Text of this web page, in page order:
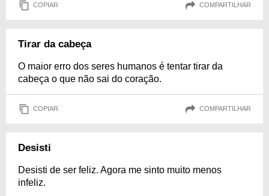
COPIAR COMPARTILHAR
Tirar da cabeça
O maior erro dos seres humanos é tentar tirar da
cabeça o que não sai do coração.
COPIAR COMPARTILHAR
Desisti
Desisti de ser feliz. Agora me sinto muito menos
infeliz.